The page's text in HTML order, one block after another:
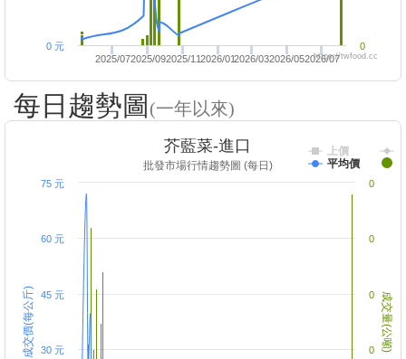
2025/072025/092025/112026/012026/032026/052026/07
0 元 0
https://twfood.cc
每日趨勢圖 (一年以來)
成交價(每公斤) 成交量(公噸)
芥藍菜-進口
批發市場行情趨勢圖 (每日)
上價
平均價
30 元
45 元
60 元
75 元
0
0
0
0